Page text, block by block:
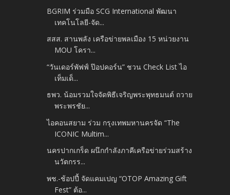
BGRIM ร่วมมือ SCG International พัฒนา
เทคโนโลยี-จัด...
สสส. สานพลัง เครือข่ายพลเมือง 15 หน่วยงาน
MOU โครา...
“วันเดอร์พัฟฟ์ ป๊อปคอร์น” ชวน Check List ไอ
เท็มเด็...
ธพว. น้อมรวมใจจัดพิธีเจริญพระพุทธมนต์ ถวาย
พระพรชัย...
ไอคอนสยาม ร่วม กรุงเทพมหานครจัด “The
ICONIC Multim...
นครปากเกร็ด ผนึกกำลังภาคีเครือข่ายร่วมสร้าง
นวัตกรร...
พช.-ช้อปปี้ จัดแคมเปญ “OTOP Amazing Gift
Fest” ต้อ...